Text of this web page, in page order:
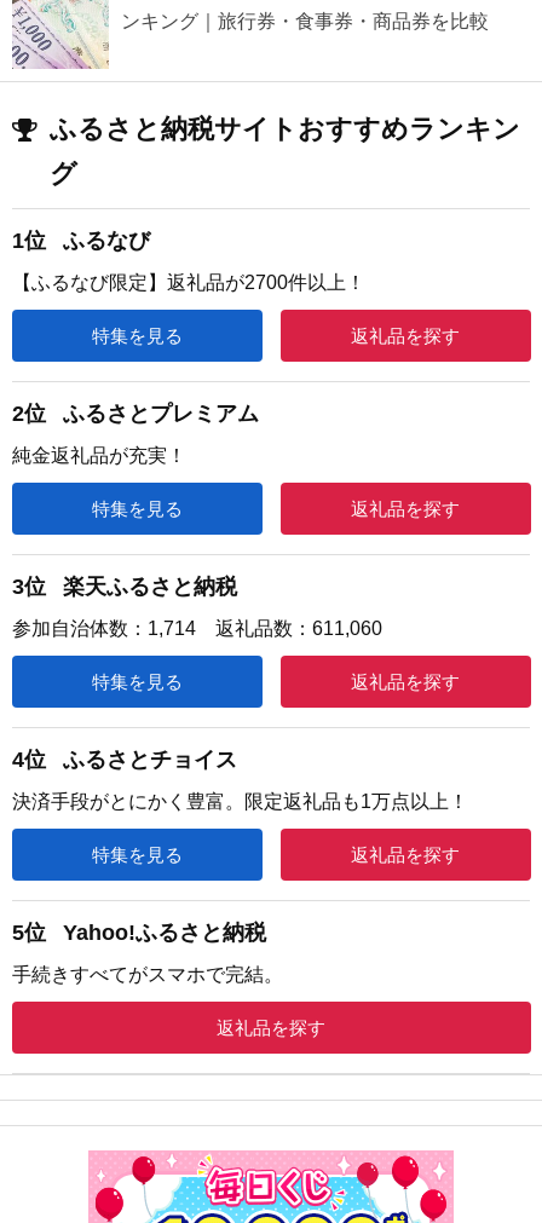
ンキング｜旅行券・食事券・商品券を比較
ふるさと納税サイトおすすめランキン
グ
1位 ふるなび
【ふるなび限定】返礼品が2700件以上！
特集を見る 返礼品を探す
2位 ふるさとプレミアム
純金返礼品が充実！
特集を見る 返礼品を探す
3位 楽天ふるさと納税
参加自治体数：1,714 返礼品数：611,060
特集を見る 返礼品を探す
4位 ふるさとチョイス
決済手段がとにかく豊富。限定返礼品も1万点以上！
特集を見る 返礼品を探す
5位 Yahoo!ふるさと納税
手続きすべてがスマホで完結。
返礼品を探す